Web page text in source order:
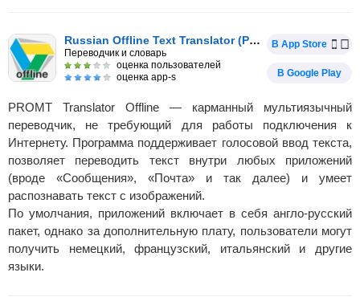
Russian Offline Text Translator (PROMT)
Переводчик и словарь
оценка пользователей
оценка app-s
В App Store
В Google Play
PROMT Translator Offline — карманный мультиязычный
переводчик, не требующий для работы подключения к
Интернету. Программа поддерживает голосовой ввод текста,
позволяет переводить текст внутри любых приложений
(вроде «Сообщения», «Почта» и так далее) и умеет
распознавать текст с изображений.
По умолчания, приложений включает в себя англо-русский
пакет, однако за дополнительную плату, пользователи могут
получить немецкий, французский, итальянский и другие
языки.